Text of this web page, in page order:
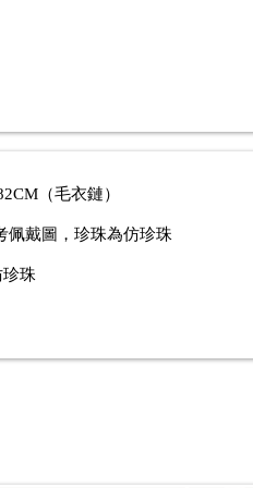
（毛衣鏈）
戴圖，珍珠為仿珍珠
珍珠